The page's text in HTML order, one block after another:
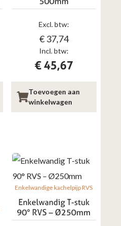
Incl. btw:
€45,67
Excl. btw:
€37,74
Toevoegen aan
winkelwagen
Enkelwandige kachelpijp RVS
Enkelwandig T-stuk
90° RVS – Ø250mm